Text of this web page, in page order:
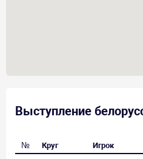
Выступление
№ Круг Игрок